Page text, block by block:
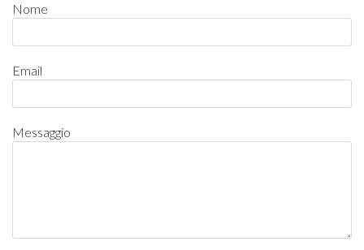
Nome
Email
Messaggio